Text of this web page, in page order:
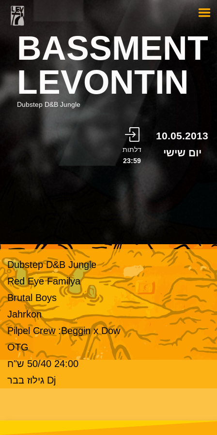
BASSMENT
LEVONTIN
Dubstep D&B Jungle
10.05.2013
יום שישי
דלתות
23:59
Dubstep D&B Jungle
Red Eye Familya
Brutal Boys
Jahrkon
Pilpel Crew :Beggin x Dow
OTG
24:00 50/40 ש"ח
Dj גילוז בבר